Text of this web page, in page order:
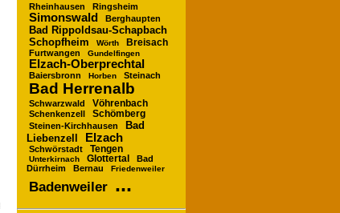
Rheinhausen Ringsheim
Simonswald Berghaupten
Bad Rippoldsau-Schapbach
Schopfheim
Wörth Breisach
Furtwangen Gundelfingen
Elzach-Oberprechtal
Baiersbronn Horben Steinach
Bad Herrenalb
Schwarzwald Vöhrenbach
Schenkenzell Schömberg
Steinen-Kirchhausen
Bad
Liebenzell
Elzach
Schwörstadt Tengen
Unterkirnach Glottertal
Bad
Dürrheim
Bernau Friedenweiler
Badenweiler ...